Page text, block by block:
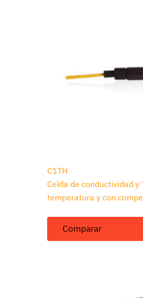
C1TH
Celda de conductividad y
temperatura y con
Comparar